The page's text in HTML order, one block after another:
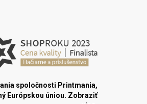
spoločnosti Printmania,
Európskou úniou. Zobraziť